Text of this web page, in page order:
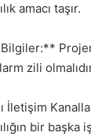
amacı taşır.
zili
İletişim
bir başka